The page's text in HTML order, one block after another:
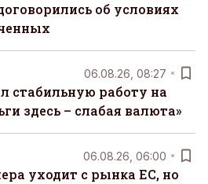
об условиях
06.08.26, 08:27
стабильную работу на
здесь – слабая валюта»
06.08.26, 06:00
уходит с рынка ЕС, но